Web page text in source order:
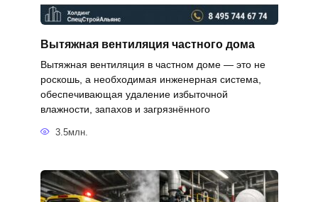
Вытяжная вентиляция частного дома
Вытяжная вентиляция в частном доме — это не
роскошь, а необходимая инженерная система,
обеспечивающая удаление избыточной
влажности, запахов и загрязнённого
3.5млн.